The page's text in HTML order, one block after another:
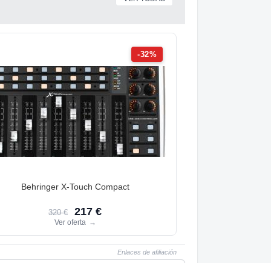
-32%
Behringer X-Touch Compact
320 € 217 €
Ver oferta →
Enlaces de afiliación